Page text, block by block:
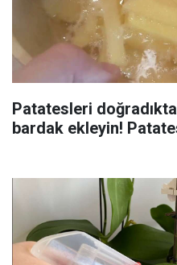
Patatesleri
bardak ekleyin!